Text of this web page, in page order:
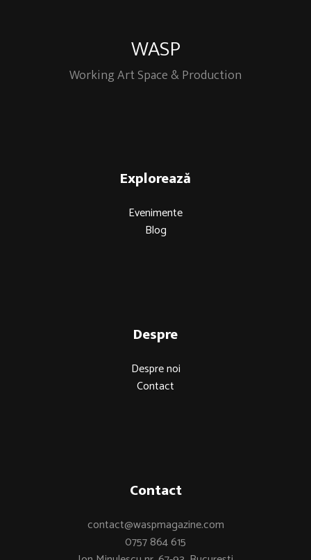
WASP
Working Art Space & Production
Explorează
Evenimente
Blog
Despre
Despre noi
Contact
Contact
contact@waspmagazine.com
0757 864 615